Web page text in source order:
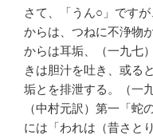
さて、「うん○」です
からは、つねに不浄物
からは耳垢、（一九七
きは胆汁を吐き、或る
垢とを排泄する。（一
（中村元訳）第一「蛇
には「われは（昔さと